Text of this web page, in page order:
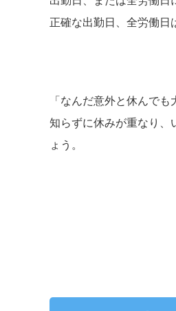
正確な出勤日、全労働日
「なんだ意外と休んで
知らずに休みが重なり
ょう。